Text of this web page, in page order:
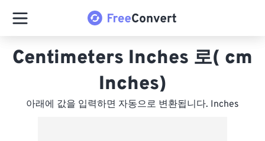
Centimeters Inches 로( cm
Inches)
아래에 값을 입력하면 자동으로 변환됩니다. Inches